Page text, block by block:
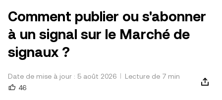
Comment publier ou s'abonner
à un signal sur le Marché de
signaux ?
Date de mise à jour : 5 août 2026
Lecture de 7 min
46